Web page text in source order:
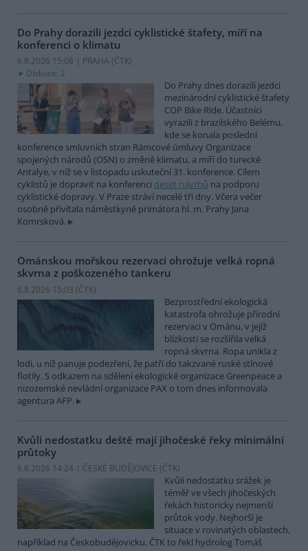
Do Prahy dorazili jezdci cyklistické štafety, míří na
konferenci o klimatu
6.8.2026 15:08 | PRAHA (ČTK)
Diskuse: 2
Do Prahy dnes dorazili jezdci
mezinárodní cyklistické štafety
COP Bike Ride. Účastníci
vyrazili z brazilského Belému,
kde se konala poslední
konference smluvních stran Rámcové úmluvy Organizace
spojených národů (OSN) o změně klimatu, a míří do turecké
Antalye, v níž se v listopadu uskuteční 31. konference. Cílem
cyklistů je dopravit na konferenci deset návrhů na podporu
cyklistické dopravy. V Praze stráví necelé tři dny. Včera večer
osobně přivítala náměstkyně primátora hl. m. Prahy Jana
Komrsková.
Ománskou mořskou rezervaci ohrožuje velká ropná
skvrna z poškozeného tankeru
6.8.2026 15:03 (ČTK)
Bezprostřední ekologická
katastrofa ohrožuje přírodní
rezervaci v Ománu, v jejíž
blízkosti se rozšířila velká
ropná skvrna. Ropa unikla z
lodi, u níž panuje podezření, že patří do takzvané ruské stínové
flotily. S odkazem na sdělení ekologické organizace Greenpeace a
nizozemské nevládní organizace PAX o tom dnes informovala
agentura AFP.
Kvůli nedostatku deště mají jihočeské řeky minimální
průtoky
6.8.2026 14:24 | ČESKÉ BUDĚJOVICE (ČTK)
Kvůli nedostatku srážek je
téměř ve všech jihočeských
řekách historicky nejmenší
průtok vody. Nejhorší je
situace v rovinatých oblastech,
například na Českobudějovicku. ČTK to řekl hydrolog Tomáš